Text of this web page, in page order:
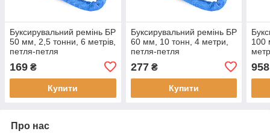
Буксирувальний ремінь БР
50 мм, 2,5 тонни, 6 метрів,
петля-петля
169 ₴
Купити
Буксирувальний ремінь БР
60 мм, 10 тонн, 4 метри,
петля-петля
277₴
Купити
100
958
Про нас